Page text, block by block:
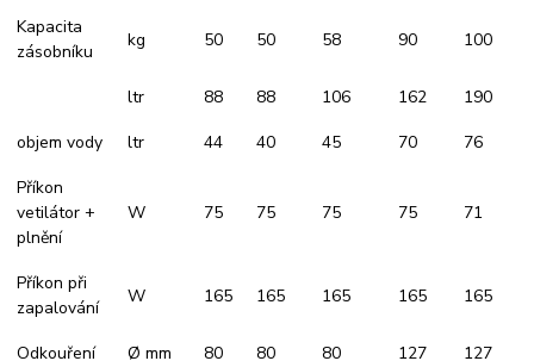
Kapacita
zásobníku
kg 50 50 58 90 100
ltr 88 88 106 162
190
objem vody
ltr 44 40 45 70
76
Příkon
vetilátor +
plnění
W 75 75 75 75 71
Příkon při
zapalování
W 165 165 165 165 165
Odkouření Ø mm 80 80 80 127 127